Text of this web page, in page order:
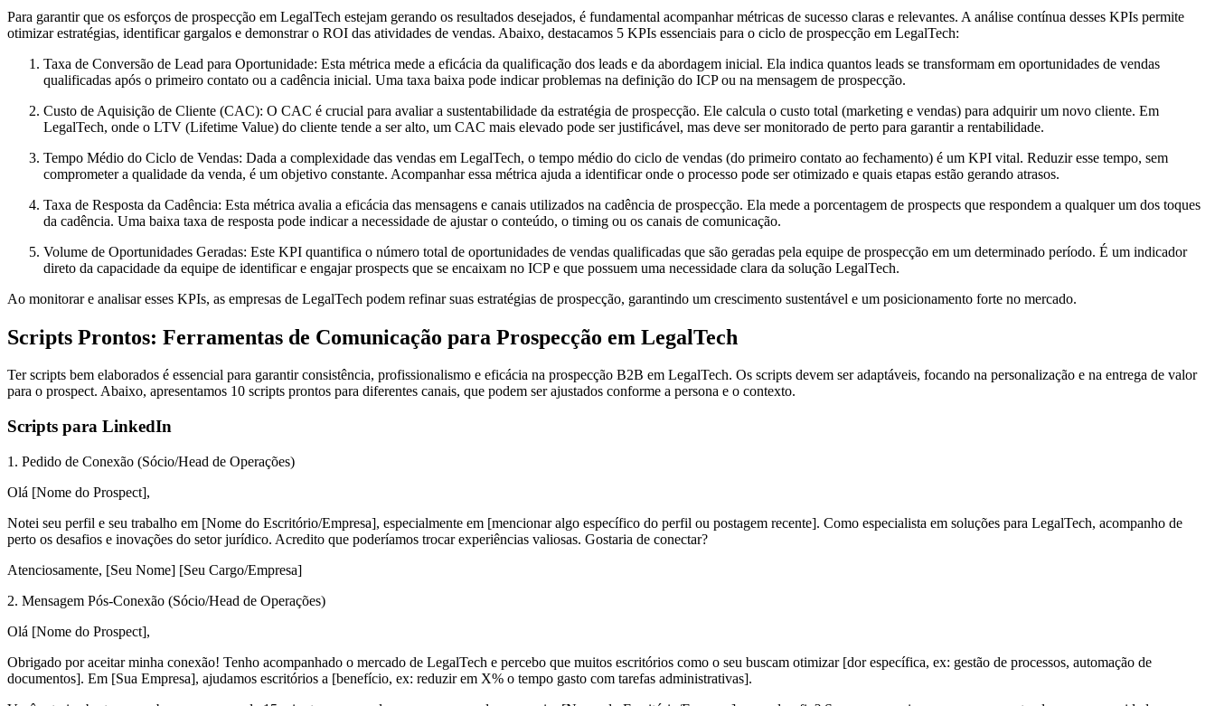
Para garantir que os esforços de prospecção em LegalTech estejam gerando os resultados desejados, é fundamental acompanhar métricas de sucesso claras e relevantes. A análise contínua desses KPIs permite
otimizar estratégias, identificar gargalos e demonstrar o ROI das atividades de vendas. Abaixo, destacamos 5 KPIs essenciais para o ciclo de prospecção em LegalTech:
Taxa de Conversão de Lead para Oportunidade: Esta métrica mede a eficácia da qualificação dos leads e da abordagem inicial. Ela indica quantos leads se transformam em oportunidades de vendas
qualificadas após o primeiro contato ou a cadência inicial. Uma taxa baixa pode indicar problemas na definição do ICP ou na mensagem de prospecção.
Custo de Aquisição de Cliente (CAC): O CAC é crucial para avaliar a sustentabilidade da estratégia de prospecção. Ele calcula o custo total (marketing e vendas) para adquirir um novo cliente. Em
LegalTech, onde o LTV (Lifetime Value) do cliente tende a ser alto, um CAC mais elevado pode ser justificável, mas deve ser monitorado de perto para garantir a rentabilidade.
Tempo Médio do Ciclo de Vendas: Dada a complexidade das vendas em LegalTech, o tempo médio do ciclo de vendas (do primeiro contato ao fechamento) é um KPI vital. Reduzir esse tempo, sem
comprometer a qualidade da venda, é um objetivo constante. Acompanhar essa métrica ajuda a identificar onde o processo pode ser otimizado e quais etapas estão gerando atrasos.
Taxa de Resposta da Cadência: Esta métrica avalia a eficácia das mensagens e canais utilizados na cadência de prospecção. Ela mede a porcentagem de prospects que respondem a qualquer um dos toques
da cadência. Uma baixa taxa de resposta pode indicar a necessidade de ajustar o conteúdo, o timing ou os canais de comunicação.
Volume de Oportunidades Geradas: Este KPI quantifica o número total de oportunidades de vendas qualificadas que são geradas pela equipe de prospecção em um determinado período. É um indicador
direto da capacidade da equipe de identificar e engajar prospects que se encaixam no ICP e que possuem uma necessidade clara da solução LegalTech.
Ao monitorar e analisar esses KPIs, as empresas de LegalTech podem refinar suas estratégias de prospecção, garantindo um crescimento sustentável e um posicionamento forte no mercado.
Scripts Prontos: Ferramentas de Comunicação para Prospecção em LegalTech
Ter scripts bem elaborados é essencial para garantir consistência, profissionalismo e eficácia na prospecção B2B em LegalTech. Os scripts devem ser adaptáveis, focando na personalização e na entrega de valor
para o prospect. Abaixo, apresentamos 10 scripts prontos para diferentes canais, que podem ser ajustados conforme a persona e o contexto.
Scripts para LinkedIn
1. Pedido de Conexão (Sócio/Head de Operações)
Olá [Nome do Prospect],
Notei seu perfil e seu trabalho em [Nome do Escritório/Empresa], especialmente em [mencionar algo específico do perfil ou postagem recente]. Como especialista em soluções para LegalTech, acompanho de
perto os desafios e inovações do setor jurídico. Acredito que poderíamos trocar experiências valiosas. Gostaria de conectar?
Atenciosamente, [Seu Nome] [Seu Cargo/Empresa]
2. Mensagem Pós-Conexão (Sócio/Head de Operações)
Olá [Nome do Prospect],
Obrigado por aceitar minha conexão! Tenho acompanhado o mercado de LegalTech e percebo que muitos escritórios como o seu buscam otimizar [dor específica, ex: gestão de processos, automação de
documentos]. Em [Sua Empresa], ajudamos escritórios a [benefício, ex: reduzir em X% o tempo gasto com tarefas administrativas].